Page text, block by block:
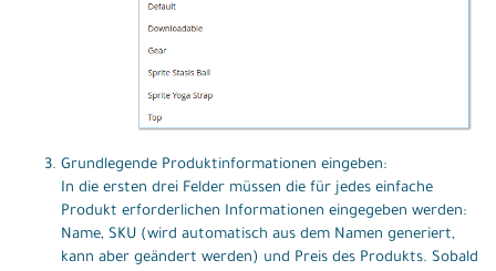
Grundlegende Produktinformationen eingeben:
In die ersten drei Felder müssen die für jedes einfache
Produkt erforderlichen Informationen eingegeben werden:
Name, SKU (wird automatisch aus dem Namen generiert,
kann aber geändert werden) und Preis des Produkts. Sobald